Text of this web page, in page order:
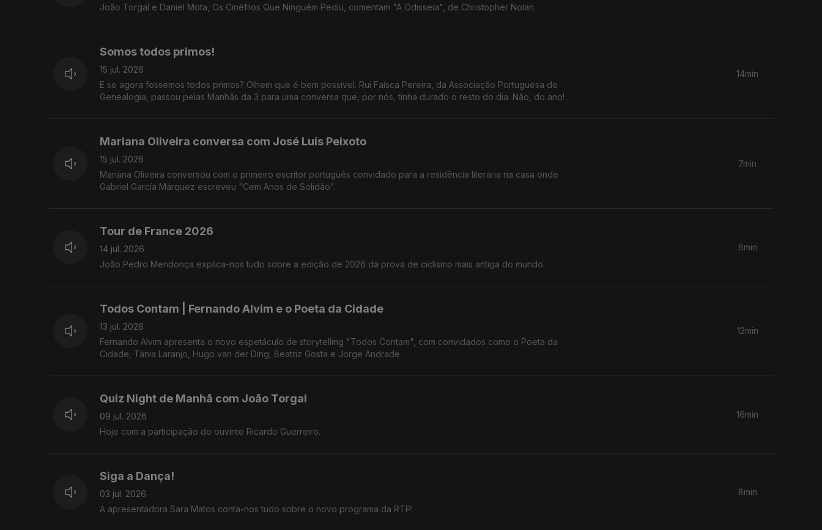
João Torgal e Daniel Mota, Os Cinéfilos Que Ninguém Pediu, comentam "A Odisseia", de Christopher Nolan.
Somos todos primos!
15 jul. 2026
E se agora fossemos todos primos? Olhem que é bem possível. Rui Faísca Pereira, da Associação Portuguesa de
Genealogia, passou pelas Manhãs da 3 para uma conversa que, por nós, tinha durado o resto do dia. Não, do ano!
14min
Mariana Oliveira conversa com José Luís Peixoto
15 jul. 2026
Mariana Oliveira conversou com o primeiro escritor português convidado para a residência literária na casa onde
Gabriel García Márquez escreveu "Cem Anos de Solidão".
7min
Tour de France 2026
14 jul. 2026
João Pedro Mendonça explica-nos tudo sobre a edição de 2026 da prova de ciclismo mais antiga do mundo.
6min
Todos Contam | Fernando Alvim e o Poeta da Cidade
13 jul. 2026
Fernando Alvim apresenta o novo espetáculo de storytelling "Todos Contam", com convidados como o Poeta da
Cidade, Tânia Laranjo, Hugo van der Ding, Beatriz Gosta e Jorge Andrade.
12min
Quiz Night de Manhã com João Torgal
09 jul. 2026
Hoje com a participação do ouvinte Ricardo Guerreiro.
16min
Siga a Dança!
03 jul. 2026
A apresentadora Sara Matos conta-nos tudo sobre o novo programa da RTP!
8min